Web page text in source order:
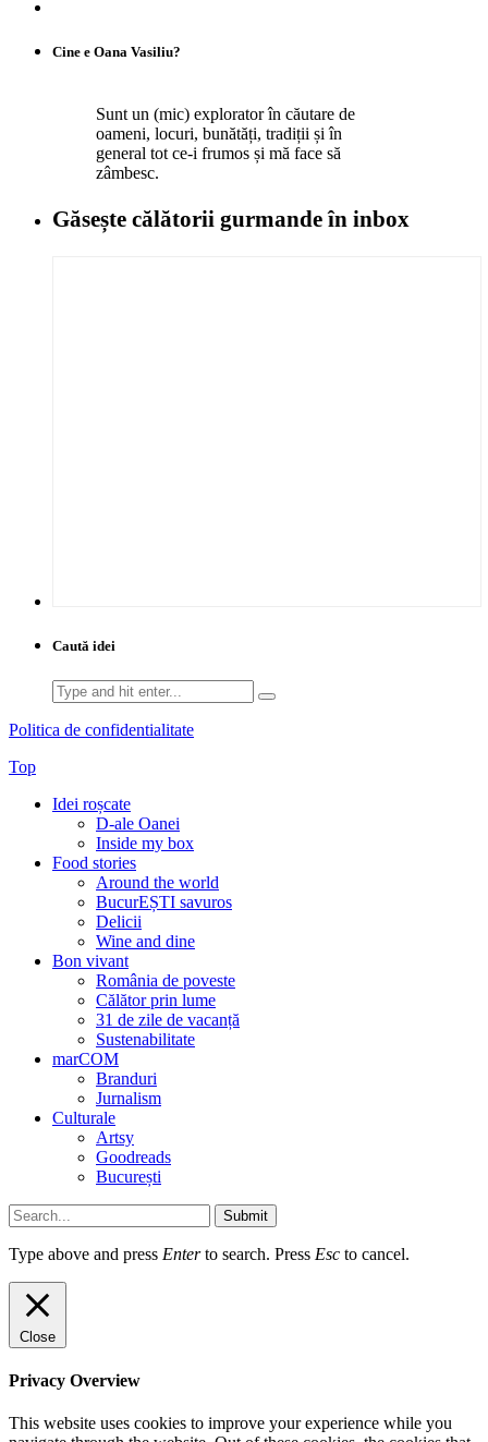
Cine e Oana Vasiliu?
Sunt un (mic) explorator în căutare de
oameni, locuri, bunătăți, tradiții și în
general tot ce-i frumos și mă face să
zâmbesc.
Găsește călătorii gurmandeîn inbox
Caută idei
Search
for:
Politica de confidentialitate
Top
Idei roșcate
D-ale Oanei
Inside my box
Food stories
Around the world
BucurEȘTI savuros
Delicii
Wine and dine
Bon vivant
România de poveste
Călător prin lume
31 de zile de vacanță
Sustenabilitate
marCOM
Branduri
Jurnalism
Culturale
Artsy
Goodreads
București
Submit
Type above and press Enterto search. Press Esc to cancel.
Close
Privacy Overview
This website uses cookies to improve your experience while you